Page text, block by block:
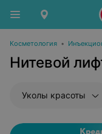
Косметология •
Нитевой
Уколы красоты